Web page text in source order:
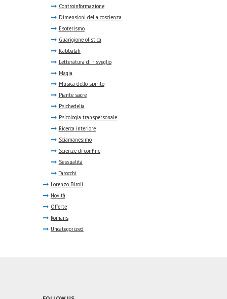
Controinformazione
Dimensioni della coscienza
Esoterismo
Guarigione olistica
Kabbalah
Letteratura di risveglio
Magia
Musica dello spirito
Piante sacre
Psichedelia
Psicologia transpersonale
Ricerca interiore
Sciamanesimo
Scienze di confine
Sessualità
Tarocchi
Lorenzo Biroli
Novità
Offerte
Romans
Uncategorized